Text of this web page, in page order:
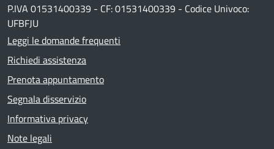
P.IVA 01531400339 - CF: 01531400339 - Codice Univoco:
UFBFJU
Leggi le domande frequenti
Richiedi assistenza
Prenota appuntamento
Segnala disservizio
Informativa privacy
Note legali